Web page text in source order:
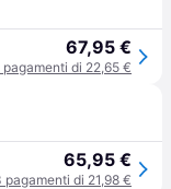
67,95 €
pagamenti di 22,65 €
65,95 €
pagamenti di 21,98 €